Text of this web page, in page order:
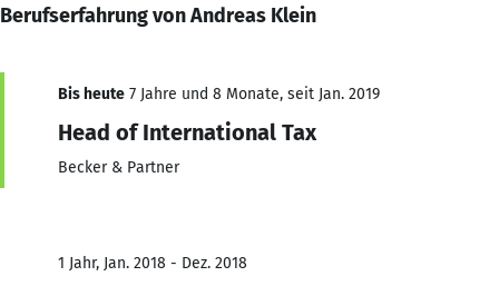
Berufserfahrung von Andreas Klein
Bis heute 7 Jahre und 8 Monate, seit Jan. 2019
Head of International Tax
Becker & Partner
1 Jahr, Jan. 2018 - Dez. 2018